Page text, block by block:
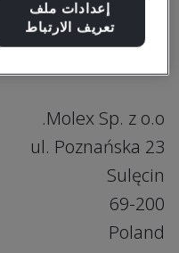
Molex Sp. z o.o.
ul. Poznańska 23
Sulęcin
69-200
Poland
إعدادات ملف
تعريف الارتباط